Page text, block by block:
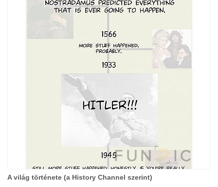
A világ története (a History Channel szerint)